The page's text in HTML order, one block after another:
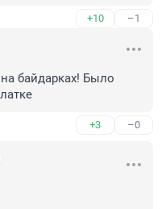
+10 –1
байдарках! Было
+3 –0